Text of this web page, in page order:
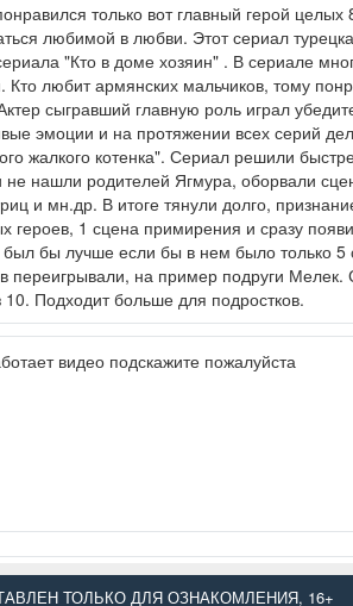
только вот главный герой целых
любимой в любви. Этот сериал
"Кто в доме хозяин" . В сериале
Кто любит армянских мальчиков, тому
сыгравший главную роль играл
эмоции и на протяжении всех серий
жалкого котенка". Сериал решили
не нашли родителей Ягмура, оборвали
и мн.др. В итоге тянули долго,
героев, 1 сцена примирения и сразу
бы лучше если бы в нем было только 5
переигрывали, на пример подруги Мелек.
10. Подходит больше для подростков.
видео подскажите пожалуйста
ТОЛЬКО ДЛЯ ОЗНАКОМЛЕНИЯ, 16+